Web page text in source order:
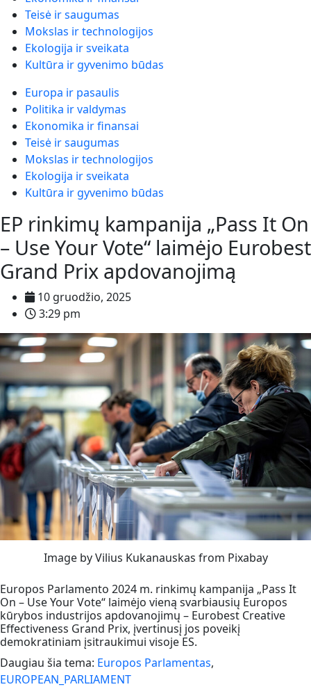
Teisė ir saugumas
Mokslas ir technologijos
Ekologija ir sveikata
Kultūra ir gyvenimo būdas
Europa ir pasaulis
Politika ir valdymas
Ekonomika ir finansai
Teisė ir saugumas
Mokslas ir technologijos
Ekologija ir sveikata
Kultūra ir gyvenimo būdas
EP rinkimų kampanija „Pass It On
– Use Your Vote“ laimėjo Eurobest
Grand Prix apdovanojimą
10 gruodžio, 2025
3:29 pm
Image by Vilius Kukanauskas from Pixabay
Europos Parlamento 2024 m. rinkimų kampanija „Pass It
On – Use Your Vote“ laimėjo vieną svarbiausių Europos
kūrybos industrijos apdovanojimų – Eurobest Creative
Effectiveness Grand Prix, įvertinusį jos poveikį
demokratiniam įsitraukimui visoje ES.
Daugiau šia tema: Europos Parlamentas,
EUROPEAN_PARLIAMENT